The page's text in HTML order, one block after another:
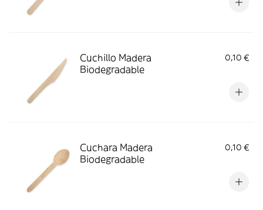
Cuchillo Madera
Biodegradable
0,10 €
Cuchara Madera
Biodegradable
0,10 €